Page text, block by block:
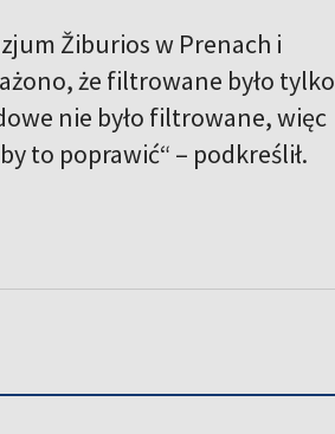
Žiburios w Prenach i
że filtrowane było tylko
nie było filtrowane, więc
to poprawić“ – podkreślił.